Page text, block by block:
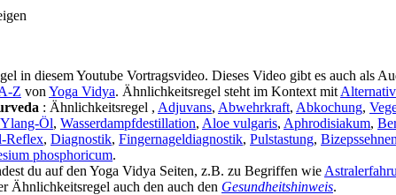
in diesem Youtube Vortragsvideo. Dieses Video gibt es auch als
Z von Yoga Vidya. Ähnlichkeitsregel steht im Kontext mit
: Ähnlichkeitsregel , Adjuvans, Abwehrkraft, Abkochung,
Öl, Wasserdampfdestillation, Aloe vulgaris, Aphrodisiakum,
Reflex, Diagnostik, Fingernageldiagnostik, Pulstastung,
phosphoricum.
du auf den Yoga Vidya Seiten, z.B. zu Begriffen wie
Ähnlichkeitsregel auch den auch den Gesundheitshinweis.